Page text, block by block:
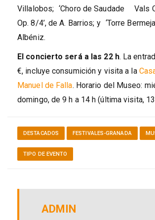
Villalobos; ‘Choro de Saudade Vals
Op. 8/4’, de A. Barrios; y ‘Torre
Albéniz.
El concierto será a las 22 h. La
€, incluye consumición y visita a la
Manuel de Falla. Horario del Museo:
domingo, de 9 h a 14 h (última visita,
DESTACADOS FESTIVALES-GRANADA
TIPO DE EVENTO
ADMIN